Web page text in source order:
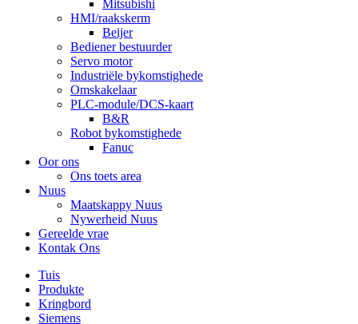
Mitsubishi
HMI/raakskerm
Beijer
Bediener bestuurder
Servo motor
Industriële bykomstighede
Omskakelaar
PLC-module/DCS-kaart
B&R
Robot bykomstighede
Fanuc
Oor ons
Ons toets area
Nuus
Maatskappy Nuus
Nywerheid Nuus
Gereelde vrae
Kontak Ons
Tuis
Produkte
Kringbord
Siemens